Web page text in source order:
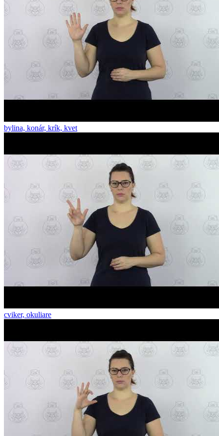
bylina, konár, krík, kvet
cviker, okuliare